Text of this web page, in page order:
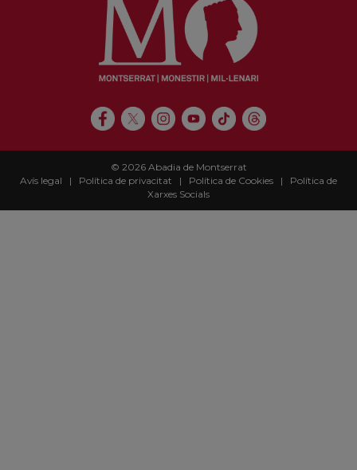
© 2026 Abadia de Montserrat
Avís legal | Política de privacitat | Política de Cookies | Política de
Xarxes Socials